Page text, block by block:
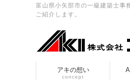
富山県小矢部市の一級建築士事
ご紹介します。
アキの想い
concept